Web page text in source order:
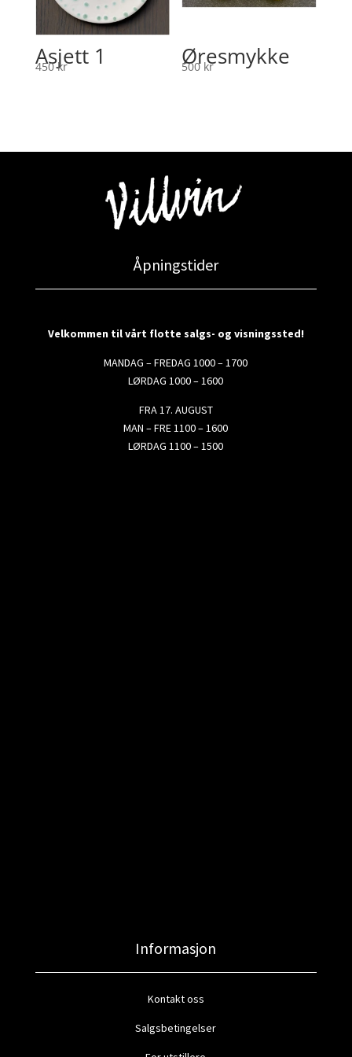
Asjett 1
450kr Øresmykke
500 kr
Åpningstider
Velkommen til vårt flotte salgs- og visningssted!
MANDAG – FREDAG 1000 – 1700
LØRDAG 1000 – 1600
FRA 17. AUGUST
MAN – FRE 1100 – 1600
LØRDAG 1100 – 1500
Informasjon
Kontakt oss
Salgsbetingelser